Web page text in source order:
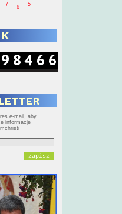
5
6
7
e-mail, aby
informacje